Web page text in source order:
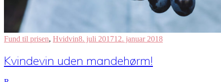
Fund til prisen, Hvidvin8. juli 201712. januar 2018
Kvindevin uden mandehørm!